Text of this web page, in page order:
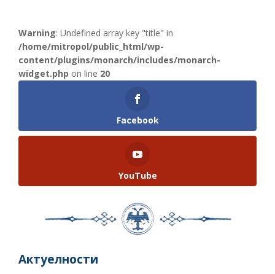
Warning: Undefined array key "title" in
/home/mitropol/public_html/wp-
content/plugins/monarch/includes/monarch-
widget.php on line 20
Facebook
YouTube
Актуелности